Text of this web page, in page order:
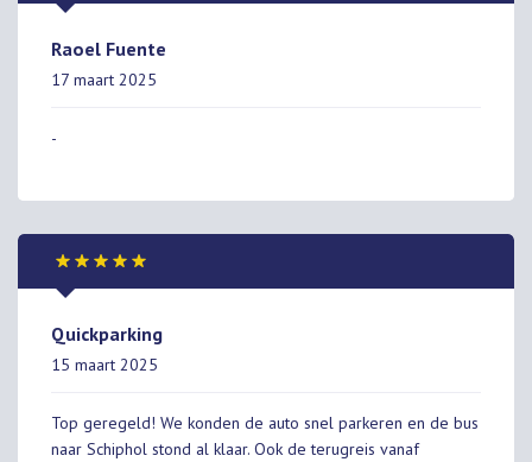
Raoel Fuente
17 maart 2025
-
Quickparking
15 maart 2025
Top geregeld! We konden de auto snel parkeren en de bus
naar Schiphol stond al klaar. Ook de terugreis vanaf